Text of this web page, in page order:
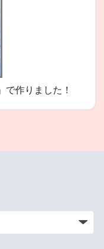
作りました！